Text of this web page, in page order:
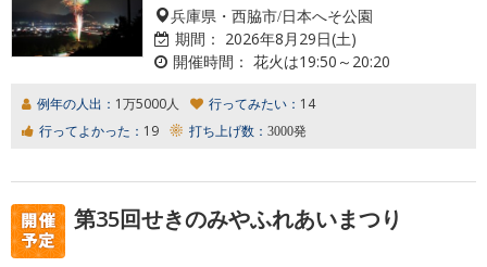
兵庫県・西脇市/日本へそ公園
期間： 2026年8月29日(土)
開催時間： 花火は19:50～20:20
例年の人出： 1万5000人 行ってみたい： 14
行ってよかった： 19 打ち上げ数： 3000発
第35回せきのみやふれあいまつり